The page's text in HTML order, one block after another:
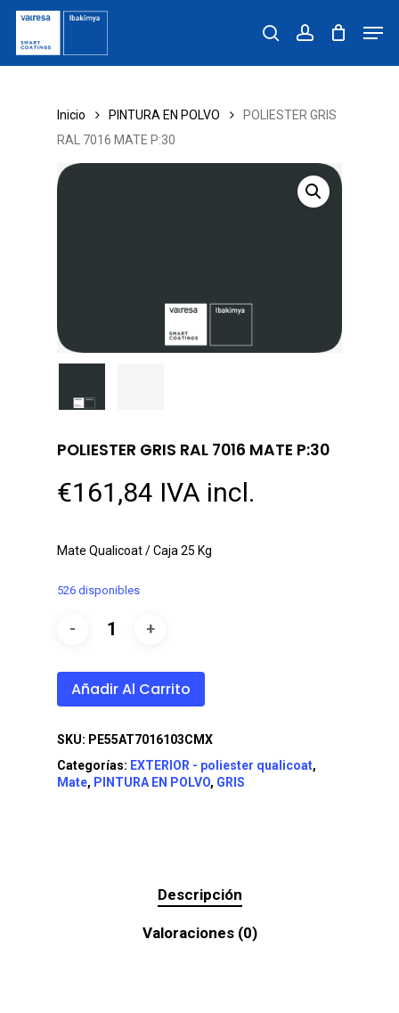
Skip
main
content
searchaccount
Inicio PINTURA EN POLVO
POLIESTER GRIS
RAL 7016 MATE P:30
POLIESTER GRIS RAL 7016 MATE P:30
€161,84 IVA incl.
Mate Qualicoat / Caja 25 Kg
526 disponibles
Añadir Al Carrito
SKU: PE55AT7016103CMX
Categorías: EXTERIOR - poliester qualicoat,
Mate, PINTURA EN POLVO, GRIS
Descripción
Valoraciones (0)